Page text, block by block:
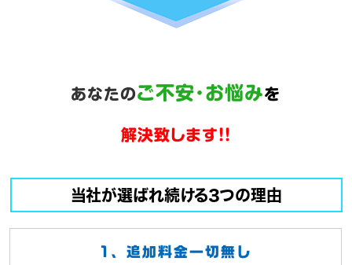
あなたのご不安･お悩みを
解決致します!!
当社が選ばれ続ける3つの理由
1、追加料金一切無し